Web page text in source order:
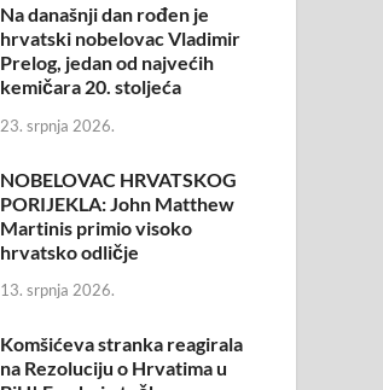
Na današnji dan rođen je
hrvatski nobelovac Vladimir
Prelog, jedan od najvećih
kemičara 20. stoljeća
23. srpnja 2026.
NOBELOVAC HRVATSKOG
PORIJEKLA: John Matthew
Martinis primio visoko
hrvatsko odličje
13. srpnja 2026.
Komšićeva stranka reagirala
na Rezoluciju o Hrvatima u